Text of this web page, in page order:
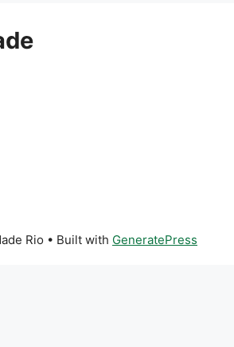
Rio • Built with GeneratePress